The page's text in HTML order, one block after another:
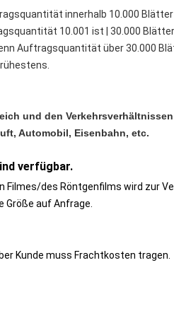
innerhalb 10.000
10.001 ist | 30.000
Auftragsquantität über 30.000
und den
Automobil, Eisenbahn, etc.
verfügbar.
Filmes/des Röntgenfilms wird zur
Größe auf Anfrage.
Kunde muss Frachtkosten tragen.